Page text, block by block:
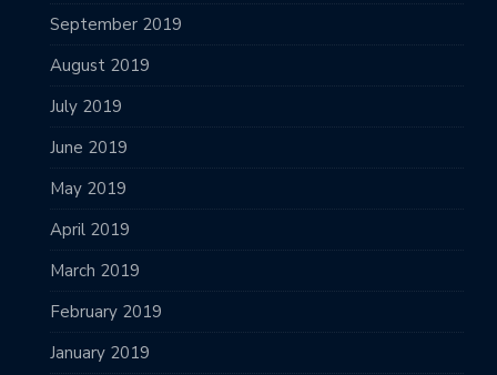
September 2019
August 2019
July 2019
June 2019
May 2019
April 2019
March 2019
February 2019
January 2019